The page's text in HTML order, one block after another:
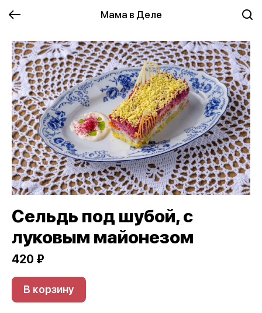
Мама в Деле
Сельдь под шубой, с
луковым майонезом
420 ₽
В корзину